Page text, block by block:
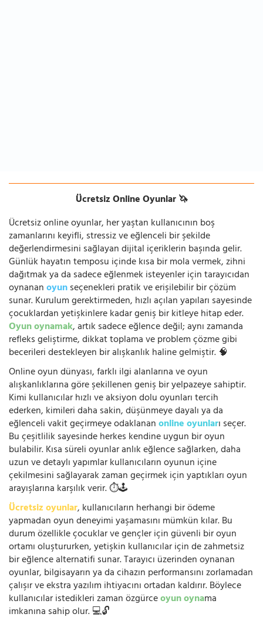
Ücretsiz Online Oyunlar 🦄
Ücretsiz online oyunlar, her yaştan kullanıcının boş
zamanlarını keyifli, stressiz ve eğlenceli bir şekilde
değerlendirmesini sağlayan dijital içeriklerin başında gelir.
Günlük hayatın temposu içinde kısa bir mola vermek, zihni
dağıtmak ya da sadece eğlenmek isteyenler için tarayıcıdan
oynananoyunseçenekleri pratik ve erişilebilir bir çözüm
sunar. Kurulum gerektirmeden, hızlı açılan yapıları sayesinde
çocuklardan yetişkinlere kadar geniş bir kitleye hitap eder.
Oyun oynamak, artık sadece eğlence değil; aynı zamanda
refleks geliştirme, dikkat toplama ve problem çözme gibi
becerileri destekleyen bir alışkanlık haline gelmiştir. 🧠
Online oyun dünyası, farklı ilgi alanlarına ve oyun
alışkanlıklarına göre şekillenen geniş bir yelpazeye sahiptir.
Kimi kullanıcılar hızlı ve aksiyon dolu oyunları tercih
ederken, kimileri daha sakin, düşünmeye dayalı ya da
eğlenceli vakit geçirmeye odaklananonline oyunları seçer.
Bu çeşitlilik sayesinde herkes kendine uygun bir oyun
bulabilir. Kısa süreli oyunlar anlık eğlence sağlarken, daha
uzun ve detaylı yapımlar kullanıcıların oyunun içine
çekilmesini sağlayarak zaman geçirmek için yaptıkları oyun
arayışlarına karşılık verir. ⏱️🕹️
Ücretsiz oyunlar, kullanıcıların herhangi bir ödeme
yapmadan oyun deneyimi yaşamasını mümkün kılar. Bu
durum özellikle çocuklar ve gençler için güvenli bir oyun
ortamı oluştururken, yetişkin kullanıcılar için de zahmetsiz
bir eğlence alternatifi sunar. Tarayıcı üzerinden oynanan
oyunlar, bilgisayarın ya da cihazın performansını zorlamadan
çalışır ve ekstra yazılım ihtiyacını ortadan kaldırır. Böylece
kullanıcılar istedikleri zaman özgürceoyun oynama
imkanına sahip olur. 💻🔓